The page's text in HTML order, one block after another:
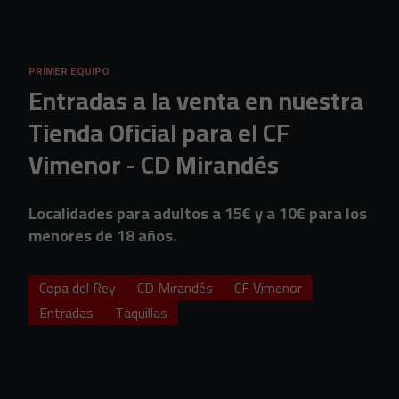
PRIMER EQUIPO
Entradas a la venta en nuestra
Tienda Oficial para el CF
Vimenor - CD Mirandés
Localidades para adultos a 15€ y a 10€ para los
menores de 18 años.
Copa del Rey CD Mirandés
CF Vimenor
Entradas
Taquillas